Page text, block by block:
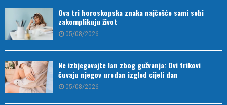
Ova tri horoskopska znaka najčešće sami sebi
zakomplikuju život
05/08/2026
Ne izbjegavajte lan zbog gužvanja: Ovi trikovi
čuvaju njegov uredan izgled cijeli dan
05/08/2026